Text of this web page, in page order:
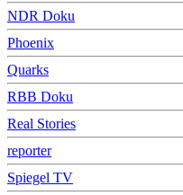
NDR Doku
Phoenix
Quarks
RBB Doku
Real Stories
reporter
Spiegel TV